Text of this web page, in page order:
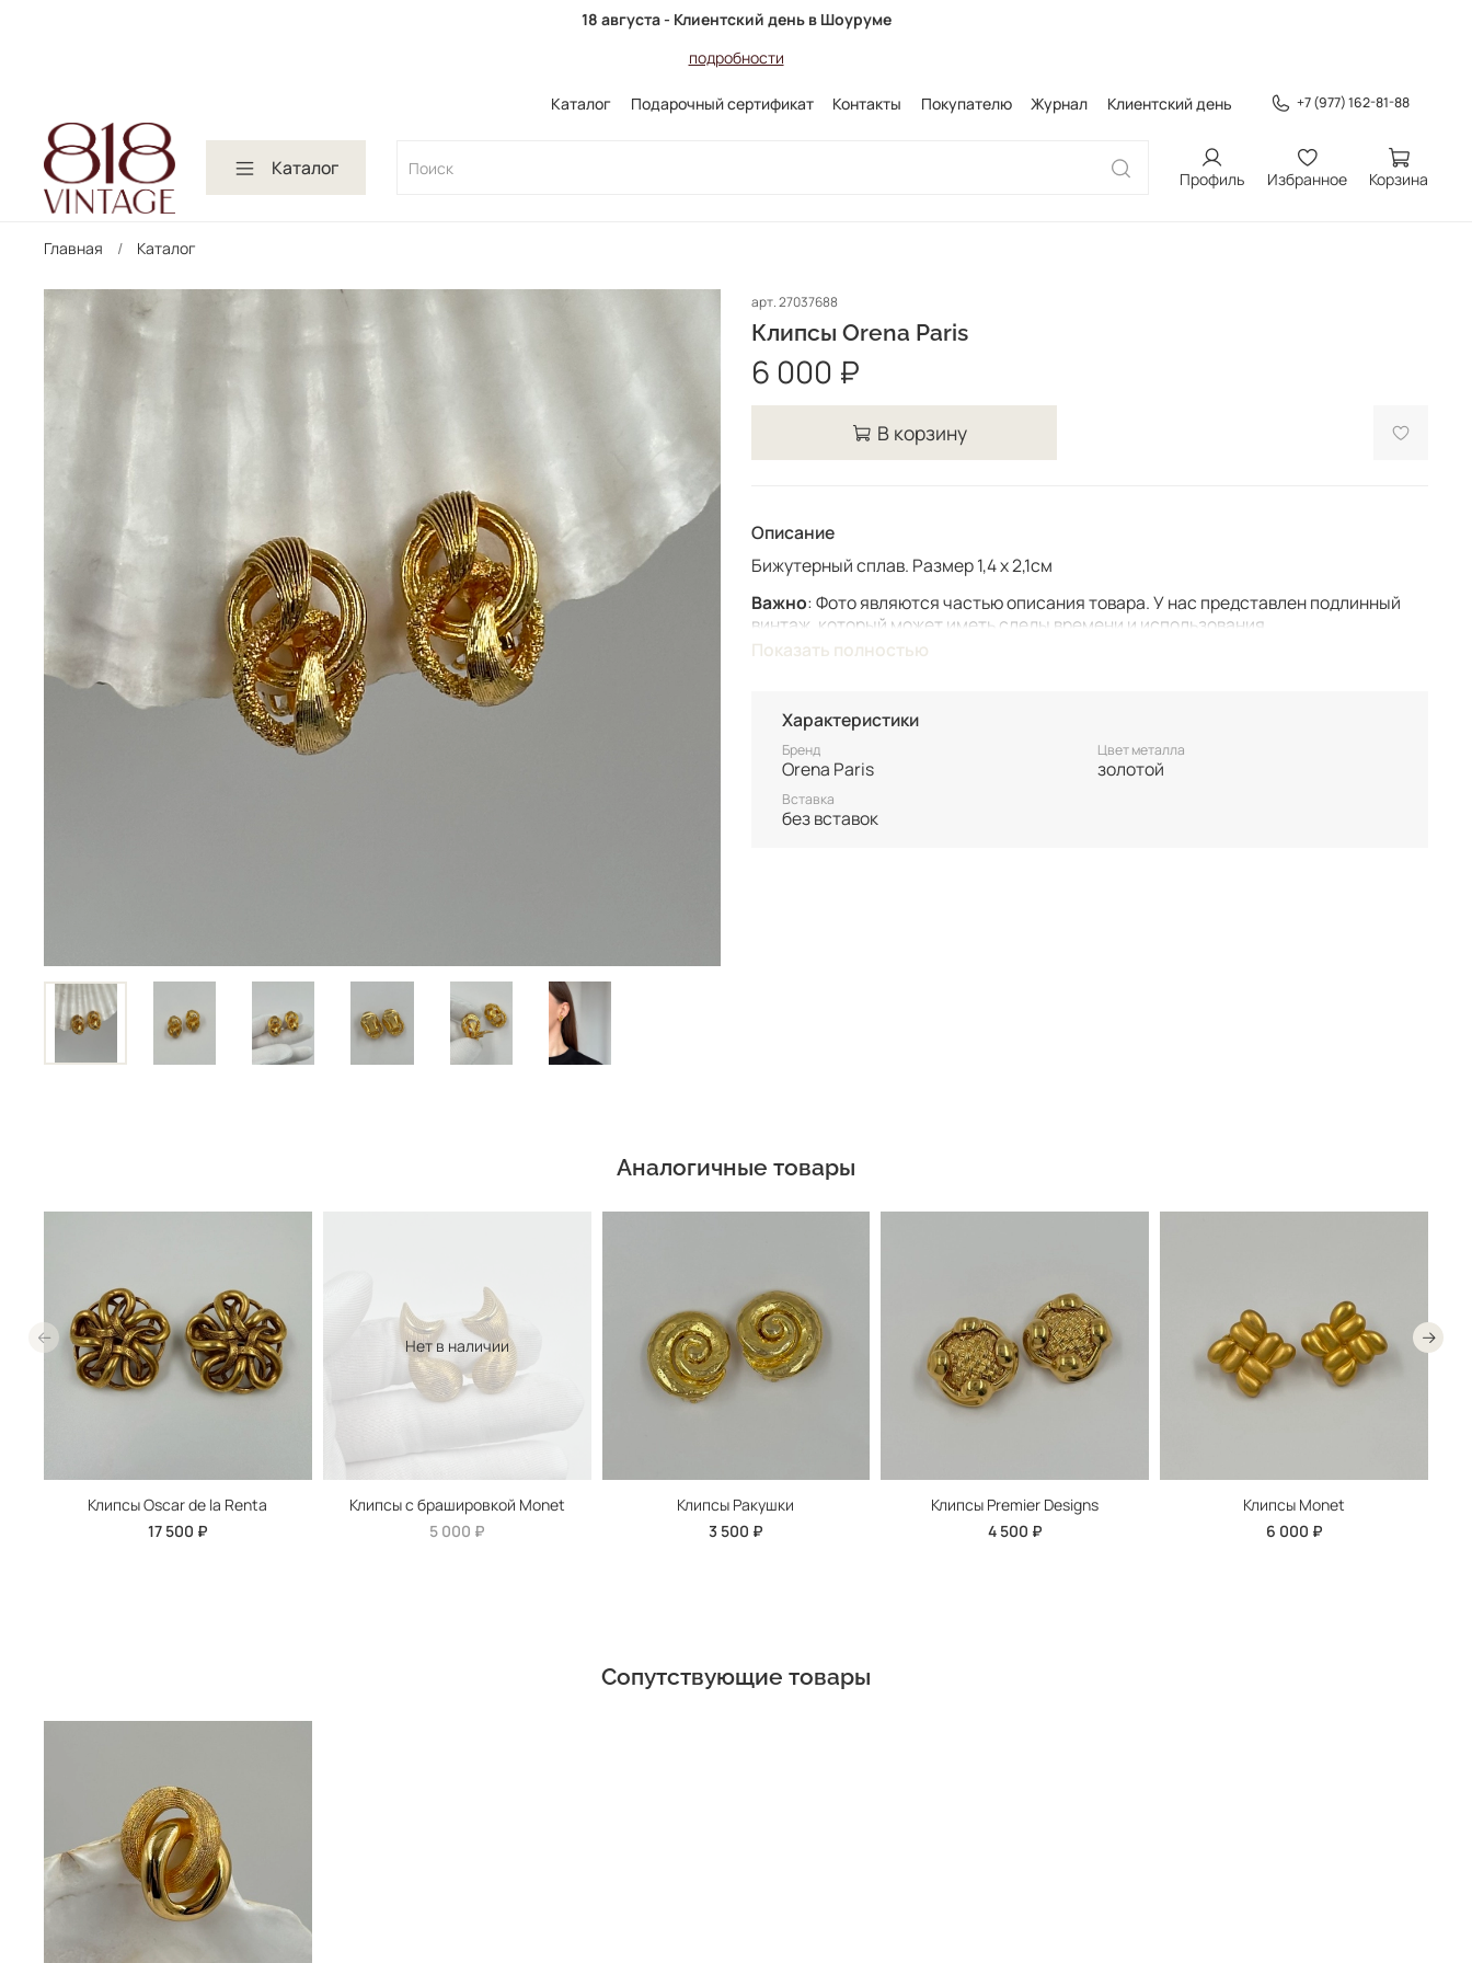
18 августа - Клиентский день в Шоуруме
подробности
Каталог Подарочный сертификат Контакты Покупателю Журнал Клиентский день +7 (977) 162-81-88
Каталог Профиль Избранное Корзина
Главная Каталог
арт.27037688
Клипсы Orena Paris
6 000 ₽
В корзину
Описание
Бижутерный сплав. Размер 1,4 x 2,1см
Важно: Фото являются частью описания товара. У нас представлен подлинный
винтаж, который может иметь следы времени и использования.
Винтаж не подлежит возврату. Все важные для вас нюансы по размеру и
Все товары представлены в единственном экземпляре. Бронь возможна только
после 100% оплаты.
Неоплаченные заказы аннулируются.
Показать полностью
Характеристики
Бренд
Orena Paris
Цвет металла
золотой
Вставка
без вставок
Аналогичные товары
Клипсы Oscar de la Renta
17 500 ₽
Нет в наличии
Клипсы с брашировкой Monet
5 000 ₽
Клипсы Ракушки
3 500 ₽
Клипсы Premier Designs
4 500 ₽
Клипсы Monet
6 000 ₽
Сопутствующие товары